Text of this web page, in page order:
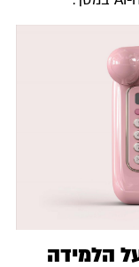
הלמידה